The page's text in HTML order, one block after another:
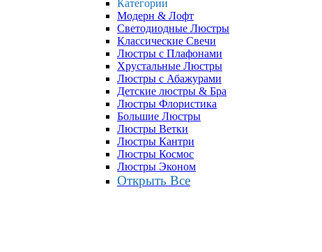
Категории
Модерн & Лофт
Светодиодные Люстры
Классические Свечи
Люстры с Плафонами
Хрустальные Люстры
Люстры с Абажурами
Детские люстры & Бра
Люстры Флористика
Большие Люстры
Люстры Ветки
Люстры Кантри
Люстры Космос
Люстры Эконом
Открыть Все